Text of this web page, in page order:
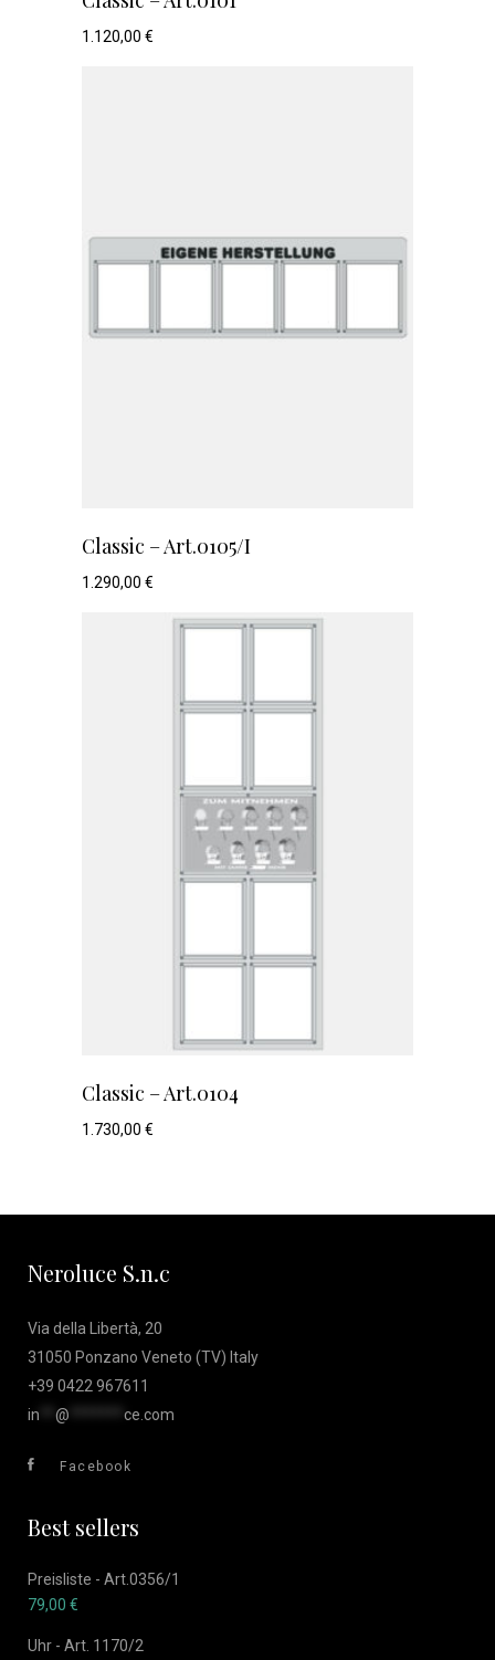
1.120,00 €
Classic – Art.0105/I
1.290,00 €
Classic – Art.0104
1.730,00 €
Neroluce S.n.c
Via della Libertà, 20
31050 Ponzano Veneto (TV) Italy
+39 0422 967611
in
@ ce.com
Facebook
Best sellers
Preisliste - Art.0356/1
79,00 €
Uhr - Art. 1170/2